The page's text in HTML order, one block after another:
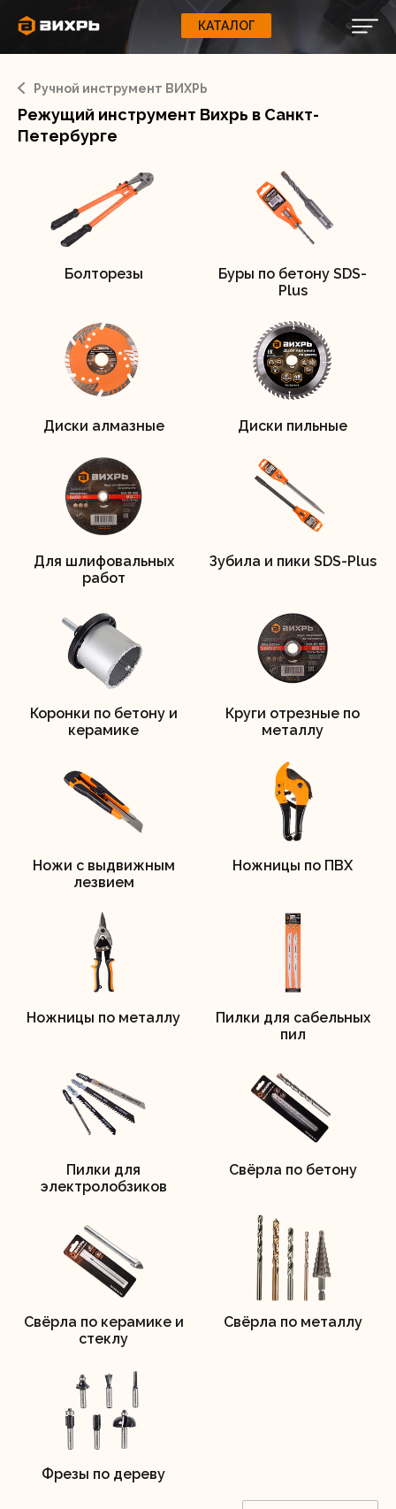
КАТАЛОГ
КАТАЛОГ
Вход Регистрация
О бренде
Доставка и оплата
Сервис
Контакты
Свернуть
ЭЛЕКТРОИНСТРУМЕНТЫ
НАСОСЫ
СЕЛЬХОЗТЕХНИКА
ОБОРУДОВАНИЕ
Ручной инструмент ВИХРЬ
Режущий инструмент Вихрь в Санкт-
Петербурге
Болторезы
Буры по бетону SDS-
Plus
Диски алмазные Диски пильные
Для шлифовальных
работ
Зубила и пики SDS-Plus
Коронки по бетону и
керамике
Круги отрезные по
металлу
Ножи с выдвижным
лезвием
Ножницы по ПВХ
Ножницы по металлу
Пилки для сабельных
пил
Пилки для
электролобзиков
Свёрла по бетону
Свёрла по керамике и
стеклу
Свёрла по металлу
Фрезы по дереву
Товар в наличии
Да
Забыли пароль?
Регистрация
ВАШ ЗАКАЗ
Ваша корзина пуста.